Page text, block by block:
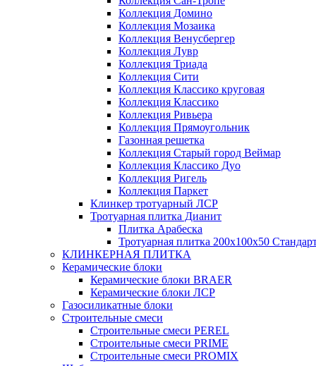
Коллекция Домино
Коллекция Мозаика
Коллекция Венусбергер
Коллекция Лувр
Коллекция Триада
Коллекция Сити
Коллекция Классико круговая
Коллекция Классико
Коллекция Ривьера
Коллекция Прямоугольник
Газонная решетка
Коллекция Старый город Веймар
Коллекция Классико Дуо
Коллекция Ригель
Коллекция Паркет
Клинкер тротуарный ЛСР
Тротуарная плитка Дианит
Плитка Арабеска
Тротуарная плитка 200х100х50
КЛИНКЕРНАЯ ПЛИТКА
Керамические блоки
Керамические блоки BRAER
Керамические блоки ЛСР
Газосиликатные блоки
Строительные смеси
Строительные смеси PEREL
Строительные смеси PRIME
Строительные смеси PROMIX